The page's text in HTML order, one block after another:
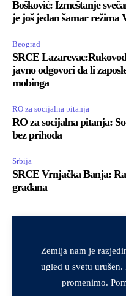
Bošković: Izmeštanje
je još jedan šamar režima
Beograd
SRCE
javno odgovori da li
mobinga
RO za socijalna pitanja
RO za socijalna pitanja:
bez prihoda
Srbija
SRCE Vrnjačka Banja:
građana
Zemlja nam je
ugled u svetu
promenimo.